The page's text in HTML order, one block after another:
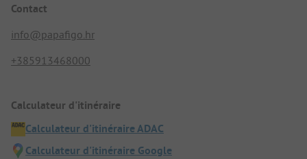
Contact
info@papafigo.hr
+385913468000
Calculateur d'itinéraire
Calculateur d'itinéraire ADAC
Calculateur d'itinéraire Google